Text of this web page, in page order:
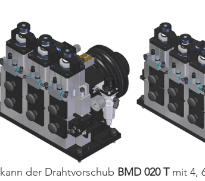
der Drahtvorschub BMD 020 T mit 4,